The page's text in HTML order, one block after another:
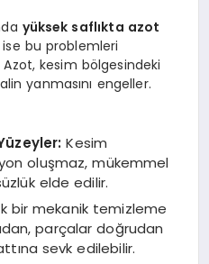
yüksek saflıkta azot
ise bu problemleri
kesim bölgesindeki
yanmasını engeller.
Kesim
oluşmaz, mükemmel
elde edilir.
bir mekanik temizleme
parçalar doğrudan
sevk edilebilir.